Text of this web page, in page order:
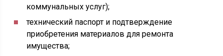
коммунальных услуг);
технический паспорт и подтверждение
приобретения материалов для ремонта
имущества;